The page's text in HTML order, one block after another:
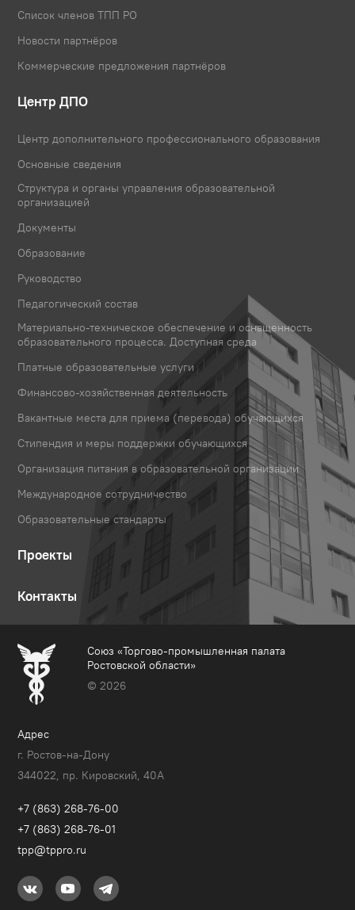
Список членов ТПП РО
Новости партнёров
Коммерческие предложения партнёров
Центр ДПО
Центр дополнительного профессионального образования
Основные сведения
Структура и органы управления образовательной
организацией
Документы
Образование
Руководство
Педагогический состав
Материально-техническое обеспечение и оснащенность
образовательного процесса. Доступная среда
Платные образовательные услуги
Финансово-хозяйственная деятельность
Вакантные места для приема (перевода) обучающихся
Стипендия и меры поддержки обучающихся
Организация питания в образовательной организации
Международное сотрудничество
Образовательные стандарты
Проекты
Контакты
Союз «Торгово-промышленная палата
Ростовской области»
© 2026
Адрес
г. Ростов-на-Дону
344022, пр. Кировский, 40A
+7 (863) 268-76-00
+7 (863) 268-76-01
tpp@tppro.ru